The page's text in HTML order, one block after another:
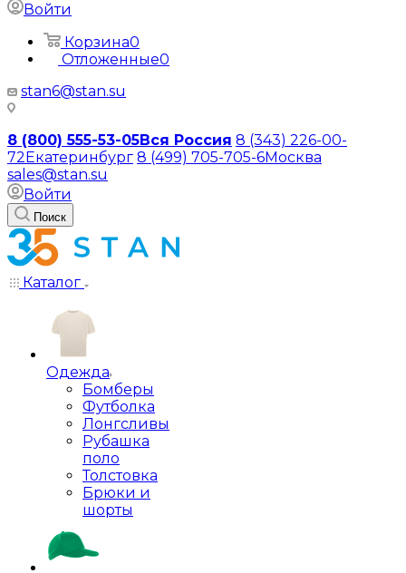
Войти
Корзина0
Отложенные0
stan6@stan.su
8 (800) 555-53-05Вся Россия 8 (343) 226-00-
72Екатеринбург 8 (499) 705-705-6Москва
sales@stan.su
Войти
Поиск
Каталог
Одежда
Бомберы
Футболка
Лонгсливы
Рубашка
поло
Толстовка
Брюки и
шорты